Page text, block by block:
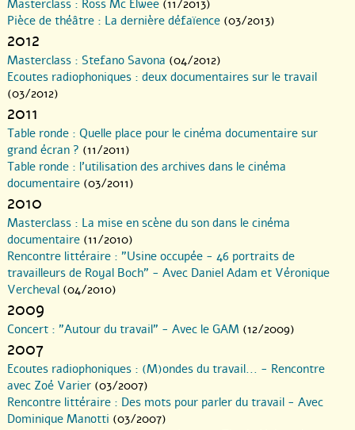
Masterclass : Ross Mc Elwee (11/2013)
Pièce de théâtre : La dernière défaïence (03/2013)
2012
Masterclass : Stefano Savona (04/2012)
Ecoutes radiophoniques : deux documentaires sur le travail
(03/2012)
2011
Table ronde : Quelle place pour le cinéma documentaire sur
grand écran ? (11/2011)
Table ronde : l’utilisation des archives dans le cinéma
documentaire (03/2011)
2010
Masterclass : La mise en scène du son dans le cinéma
documentaire (11/2010)
Rencontre littéraire : "Usine occupée - 46 portraits de
travailleurs de Royal Boch" - Avec Daniel Adam et Véronique
Vercheval (04/2010)
2009
Concert : "Autour du travail" - Avec le GAM (12/2009)
2007
Ecoutes radiophoniques : (M)ondes du travail... - Rencontre
avec Zoé Varier (03/2007)
Rencontre littéraire : Des mots pour parler du travail - Avec
Dominique Manotti (03/2007)